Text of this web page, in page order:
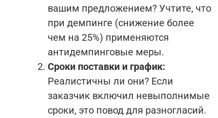
вашим предложением? Учтите, что
при демпинге (снижение более
чем на 25%) применяются
антидемпинговые меры.
Сроки поставки и график:
Реалистичны ли они? Если
заказчик включил невыполнимые
сроки, это повод для разногласий.